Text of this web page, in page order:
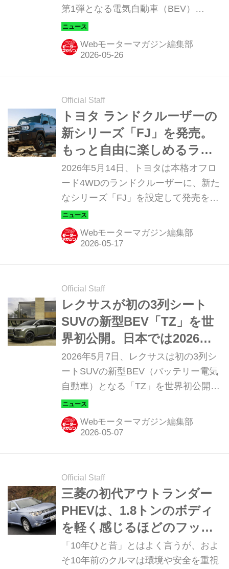
第1弾となる電気自動車（BEV）
「iX3」の優先商談申込みの受付を専
用Webサイトで開始した。
Webモーターマガジン編集部
Official Staff
トヨタ ランドクルーザーの
新シリーズ「FJ」を発売。
もっと自由に楽しめるラン
クルの登場
2026年5月14日、トヨタは本格オフロ
ード4WDのランドクルーザーに、新た
なシリーズ「FJ」を設定して発売を開
始した。
Webモーターマガジン編集部
Official Staff
レクサスが初の3列シート
SUVの新型BEV「TZ」を世
界初公開。日本では2026年
冬ごろ発売の予定
2026年5月7日、レクサスは初の3列シ
ートSUVの新型BEV（バッテリー電気
自動車）となる「TZ」を世界初公開し
た。北米や欧州など世界各地での展開
を予定しており、日本では2026年冬ご
ろの発売を予定している。
Webモーターマガジン編集部
Official Staff
三菱の初代アウトランダー
PHEVは、1.8トンのボディ
を軽く感じるほどのフット
ワークと好燃費が魅力だっ
た【10年ひと昔の新車】
「10年ひと昔」とはよく言うが、およ
そ10年前のクルマは環境や安全を重視